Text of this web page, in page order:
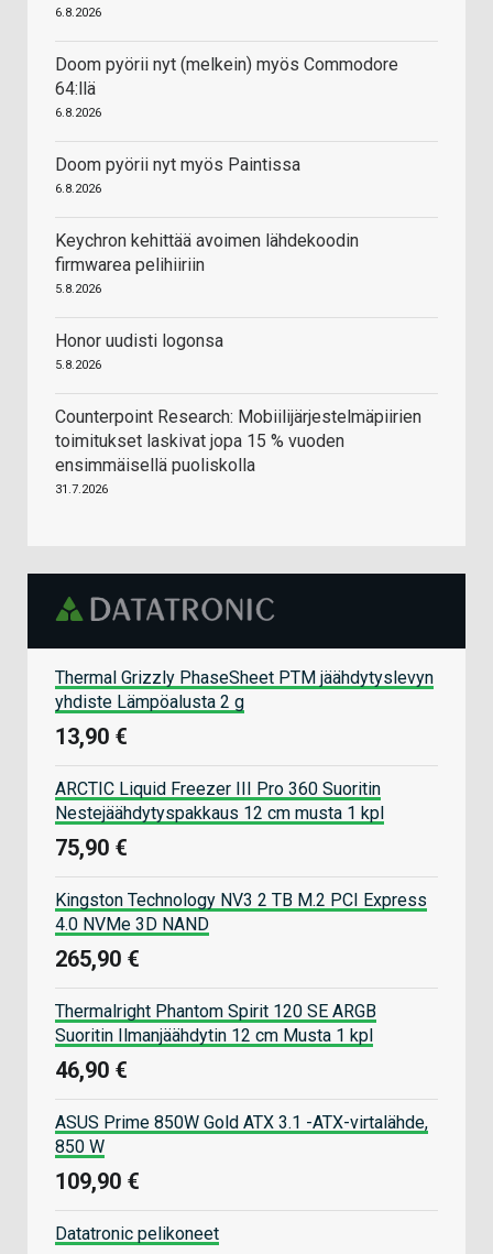
6.8.2026
Doom pyörii nyt (melkein) myös Commodore
64:llä
6.8.2026
Doom pyörii nyt myös Paintissa
6.8.2026
Keychron kehittää avoimen lähdekoodin
firmwarea pelihiiriin
5.8.2026
Honor uudisti logonsa
5.8.2026
Counterpoint Research: Mobiilijärjestelmäpiirien
toimitukset laskivat jopa 15 % vuoden
ensimmäisellä puoliskolla
31.7.2026
Thermal Grizzly PhaseSheet PTM jäähdytyslevyn
yhdiste Lämpöalusta 2 g
13,90 €
ARCTIC Liquid Freezer III Pro 360 Suoritin
Nestejäähdytyspakkaus 12 cm musta 1 kpl
75,90 €
Kingston Technology NV3 2 TB M.2 PCI Express
4.0 NVMe 3D NAND
265,90 €
Thermalright Phantom Spirit 120 SE ARGB
Suoritin Ilmanjäähdytin 12 cm Musta 1 kpl
46,90 €
ASUS Prime 850W Gold ATX 3.1 -ATX-virtalähde,
850 W
109,90 €
Datatronic pelikoneet